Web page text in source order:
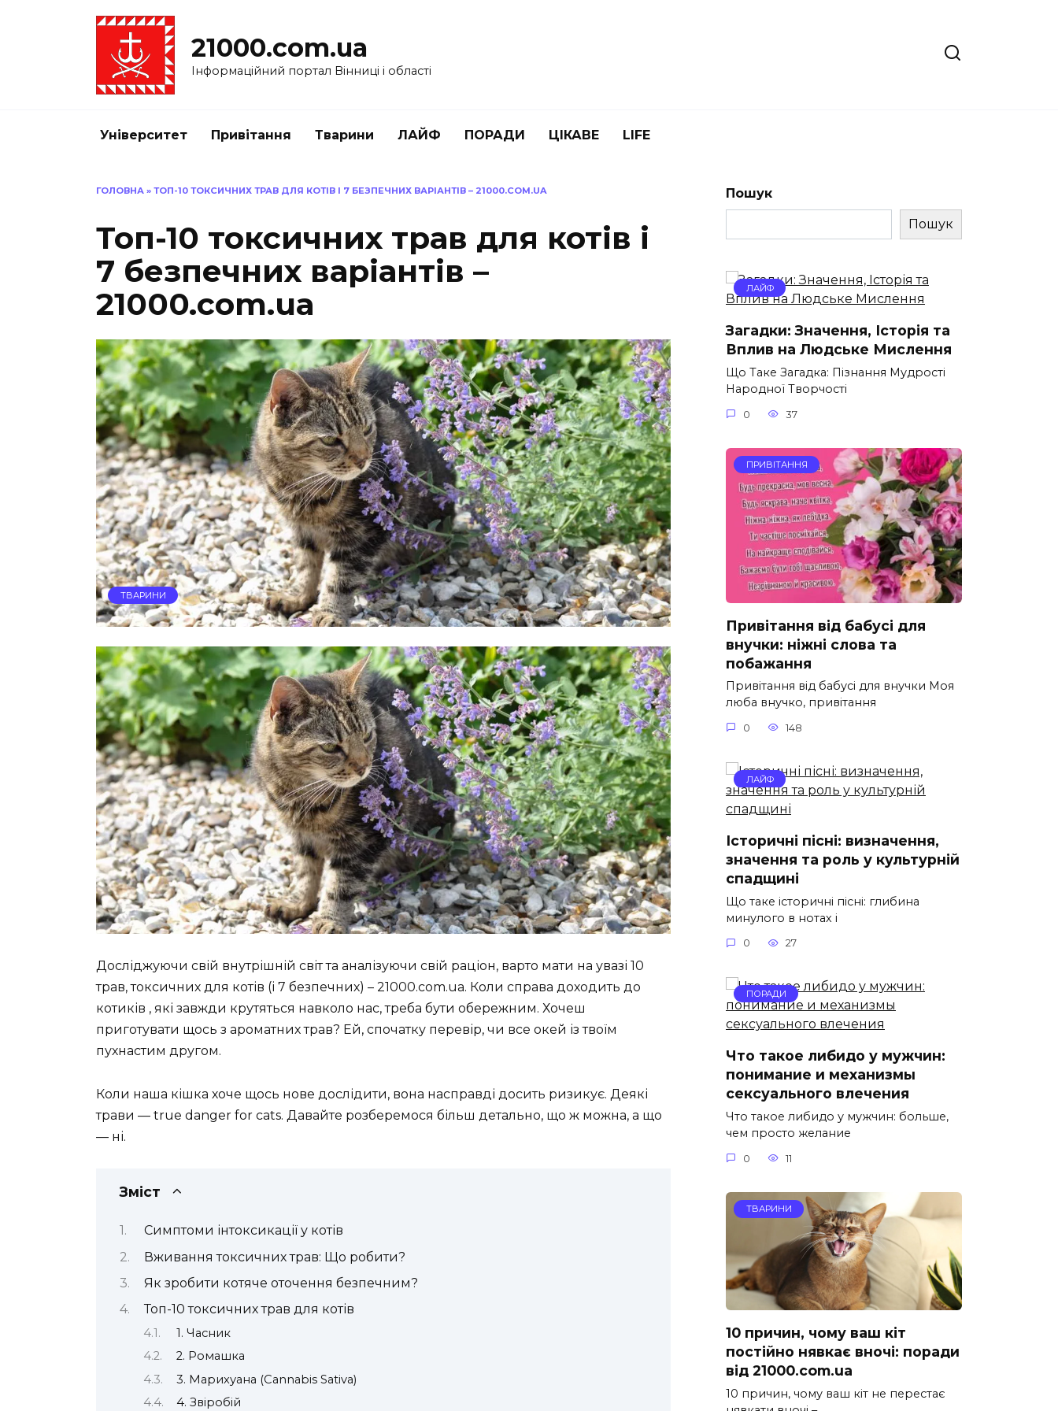
21000.com.ua
Інформаційний портал Вінниці і області
Університет Привітання Тварини ЛАЙФ ПОРАДИ ЦІКАВЕ LIFE
ГОЛОВНА » ТОП-10 ТОКСИЧНИХ ТРАВ ДЛЯ КОТІВ І 7 БЕЗПЕЧНИХ ВАРІАНТІВ – 21000.COM.UA
Топ-10 токсичних трав для котів і
7 безпечних варіантів –
21000.com.ua
ТВАРИНИ
Досліджуючи свій внутрішній світ та аналізуючи свій раціон, варто мати на увазі 10
трав, токсичних для котів (і 7 безпечних) – 21000.com.ua. Коли справа доходить до
котиків , які завжди крутяться навколо нас, треба бути обережним. Хочеш
приготувати щось з ароматних трав? Ей, спочатку перевір, чи все окей із твоїм
пухнастим другом.
Коли наша кішка хоче щось нове дослідити, вона насправді досить ризикує. Деякі
трави — true danger for cats. Давайте розберемося більш детально, що ж можна, а що
— ні.
Зміст
Симптоми інтоксикації у котів
Вживання токсичних трав: Що робити?
Як зробити котяче оточення безпечним?
Топ-10 токсичних трав для котів
1. Часник
2. Ромашка
3. Марихуана (Cannabis Sativa)
4. Звіробій
Пошук
Пошук
ЛАЙФ
Загадки: Значення, Історія та
Вплив на Людське Мислення
Що Таке Загадка: Пізнання Мудрості
Народної Творчості
0 37
ПРИВІТАННЯ
Привітання від бабусі для
внучки: ніжні слова та
побажання
Привітання від бабусі для внучки Моя
люба внучко, привітання
0 148
ЛАЙФ
Історичні пісні: визначення,
значення та роль у культурній
спадщині
Що таке історичні пісні: глибина
минулого в нотах і
0 27
ПОРАДИ
Что такое либидо у мужчин:
понимание и механизмы
сексуального влечения
Что такое либидо у мужчин: больше,
чем просто желание
0 11
ТВАРИНИ
10 причин, чому ваш кіт
постійно нявкає вночі: поради
від 21000.com.ua
10 причин, чому ваш кіт не перестає